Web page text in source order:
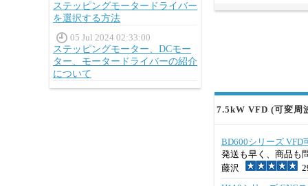
ステッピングモータードライバー
を選択する方法
05 Jul 2024 02:33:00
ステッピングモーター、DCモー
ター、モータードライバーの紹介
について
7.5kW VFD (可変周
BD600シリーズ VFD
発送も早く、商品も
藤沢